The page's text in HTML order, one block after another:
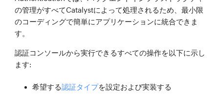
の管理がすべてCatalystによって処理されるため、最小限
のコーディングで簡単にアプリケーションに統合できま
す。
認証コンソールから実行できるすべての操作を以下に示し
ます:
希望する認証タイプを設定および実装する